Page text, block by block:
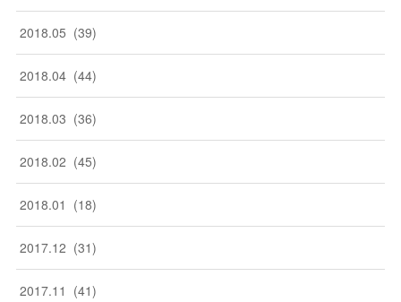
2018.05 (39)
2018.04 (44)
2018.03 (36)
2018.02 (45)
2018.01 (18)
2017.12 (31)
2017.11 (41)